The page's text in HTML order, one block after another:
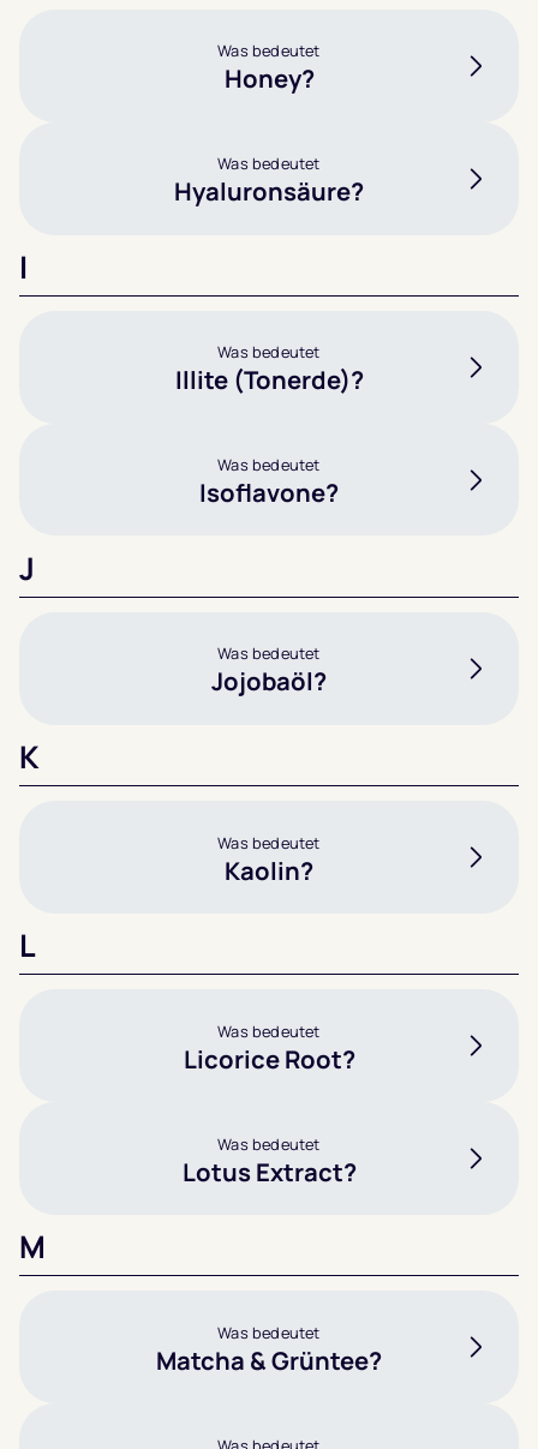
Was bedeutet
Honey?
Was bedeutet
Hyaluronsäure?
I
Was bedeutet
Illite (Tonerde)?
Was bedeutet
Isoflavone?
J
Was bedeutet
Jojobaöl?
K
Was bedeutet
Kaolin?
L
Was bedeutet
Licorice Root?
Was bedeutet
Lotus Extract?
M
Was bedeutet
Matcha & Grüntee?